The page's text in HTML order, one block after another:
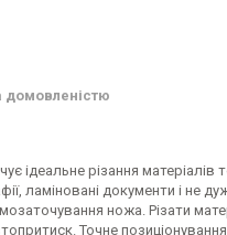
домовленістю
ідеальне різання матеріалів
ламіновані документи і не
ножа. Різати
Точне